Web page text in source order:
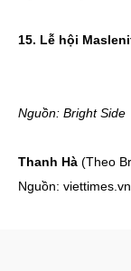
15. Lễ hội
Nguồn: Bright Side
Thanh Hà (Theo
Nguồn: viettimes.vn